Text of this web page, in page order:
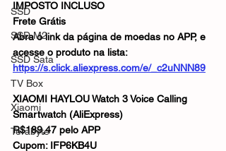
SSD
SSD M2
SSD Sata
TV Box
Xiaomi
Terabyte
IMPOSTO INCLUSO
Frete Grátis
Abra o link da página de moedas no APP, e
acesse o produto na lista:
https://s.click.aliexpress.com/e/_c2uNNN89
XIAOMI HAYLOU Watch 3 Voice Calling
Smartwatch (AliExpress)
R$189,47 pelo APP
Cupom: IFP6KB4U